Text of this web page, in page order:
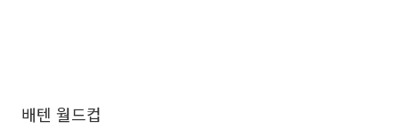
배텐 월드컵